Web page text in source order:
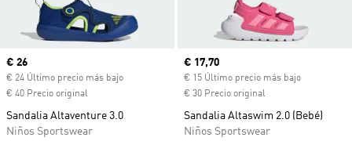
Precio actual
€ 26
€ 24 Último precio más bajo
€ 40 Precio original
Sandalia Altaventure 3.0
Niños Sportswear
Precio actual
€ 17,70
€ 15 Último precio más bajo
€ 30 Precio original
Sandalia Altaswim 2.0 (Bebé)
Niños Sportswear